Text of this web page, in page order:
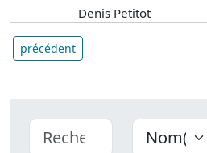
Denis Petitot
précédent